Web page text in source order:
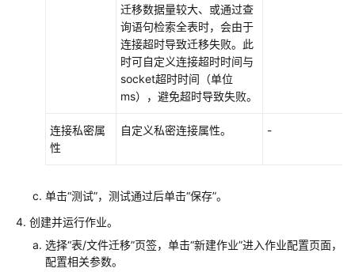
参
考
产
迁移数据量较大、或通过查
询语句检索全表时，会由于
连接超时导致迁移失败。此
时可自定义连接超时时间与
socket超时时间（单位
ms），避免超时导致失败。
连接私密属
性
自定义私密连接属性。 -
单击“测试”，测试通过后单击“保存”。
创建并运行作业。
选择“表/文件迁移”页签，单击“新建作业”进入作业配置页面，
配置相关参数。